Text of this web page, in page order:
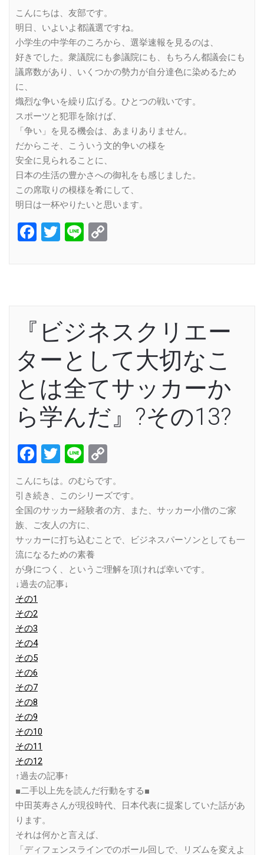
こんにちは、友部です。
明日、いよいよ都議選ですね。
小学生の中学年のころから、選挙速報を見るのは、
好きでした。衆議院にも参議院にも、もちろん都議会にも
議席数があり、いくつかの勢力が自分達色に染めるため
に、
熾烈な争いを繰り広げる。ひとつの戦いです。
スポーツと犯罪を除けば、
「争い」を見る機会は、あまりありません。
だからこそ、こういう文的争いの様を
安全に見られることに、
日本の生活の豊かさへの御礼をも感じました。
この席取りの模様を肴にして、
明日は一杯やりたいと思います。
Facebook
Twitter
Line
『ビジネスクリエー
ターとして大切なこ
とは全てサッカーか
ら学んだ』?その13?
Facebook
Twitter
Line
Link
こんにちは。のむらです。
引き続き、このシリーズです。
全国のサッカー経験者の方、また、サッカー小僧のご家
族、ご友人の方に、
サッカーに打ち込むことで、ビジネスパーソンとしても一
流になるための素養
が身につく、というご理解を頂ければ幸いです。
↓過去の記事↓
その1
その2
その3
その4
その5
その6
その7
その8
その9
その10
その11
その12
↑過去の記事↑
■二手以上先を読んだ行動をする■
中田英寿さんが現役時代、日本代表に提案していた話があ
ります。
それは何かと言えば、
「ディフェンスラインでのボール回しで、リズムを変えよ